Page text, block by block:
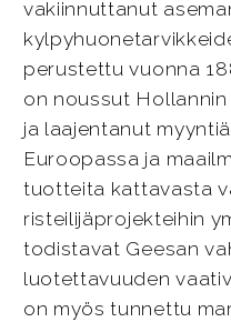
vakiinnuttanut
perustettu vuonna
on noussut
ja laajentanut
Euroopassa ja
tuotteita kattavasta
risteilijäprojekteihin
todistavat Geesan
luotettavuuden
on myös tunnettu